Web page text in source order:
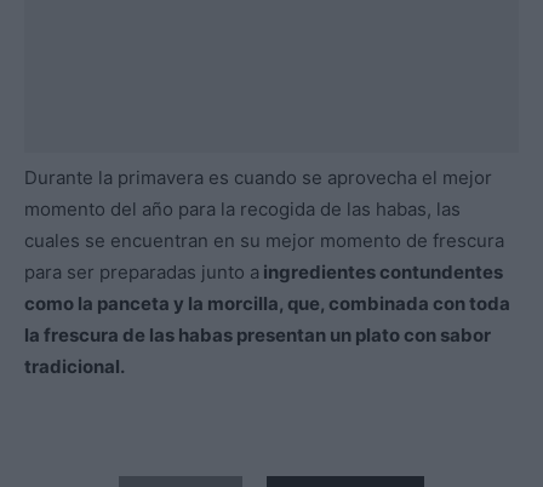
Durante la primavera es cuando se aprovecha el mejor
momento del año para la recogida de las habas, las
cuales se encuentran en su mejor momento de frescura
para ser preparadas junto a ingredientes contundentes
como la panceta y la morcilla, que, combinada con toda
la frescura de las habas presentan un plato con sabor
tradicional.